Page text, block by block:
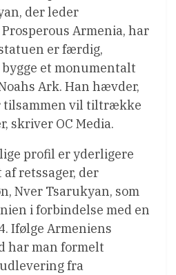
der leder
Armenia, har
er færdig,
et monumentalt
Ark. Han hævder,
tilsammen vil tiltrække
skriver OC Media.
profil er yderligere
retssager, der
Nver Tsarukyan, som
i forbindelse med en
Ifølge Armeniens
har man formelt
fra